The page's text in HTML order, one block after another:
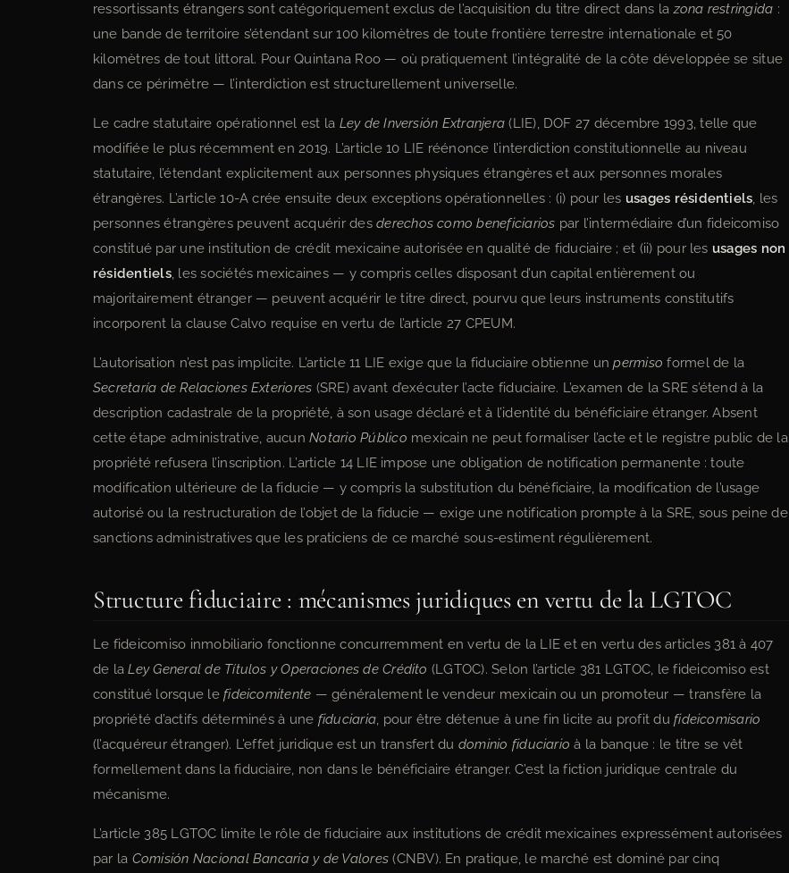
ressortissants étrangers sont catégoriquement exclus de l’acquisition du titre direct dans lazona restringida :
une bande de territoire s’étendant sur 100 kilomètres de toute frontière terrestre internationale et 50
kilomètres de tout littoral. Pour Quintana Roo — où pratiquement l’intégralité de la côte développée se situe
dans ce périmètre — l’interdiction est structurellement universelle.
Le cadre statutaire opérationnel est la Ley de Inversión Extranjera (LIE), DOF 27 décembre 1993, telle que
modifiée le plus récemment en 2019. L’article 10 LIE réénonce l’interdiction constitutionnelle au niveau
statutaire, l’étendant explicitement aux personnes physiques étrangères et aux personnes morales
étrangères. L’article 10-A crée ensuite deux exceptions opérationnelles : (i) pour les usages résidentiels, les
personnes étrangères peuvent acquérir desderechos como beneficiarios par l’intermédiaire d’un fideicomiso
constitué par une institution de crédit mexicaine autorisée en qualité de fiduciaire ; et (ii) pour les usages non
résidentiels, les sociétés mexicaines — y compris celles disposant d’un capital entièrement ou
majoritairement étranger — peuvent acquérir le titre direct, pourvu que leurs instruments constitutifs
incorporent la clause Calvo requise en vertu de l’article 27 CPEUM.
L’autorisation n’est pas implicite. L’article 11 LIE exige que la fiduciaire obtienne unpermiso formel de la
Secretaría de Relaciones Exteriores (SRE) avant d’exécuter l’acte fiduciaire. L’examen de la SRE s’étend à la
description cadastrale de la propriété, à son usage déclaré et à l’identité du bénéficiaire étranger. Absent
cette étape administrative, aucunNotario Público mexicain ne peut formaliser l’acte et le registre public de la
propriété refusera l’inscription. L’article 14 LIE impose une obligation de notification permanente : toute
modification ultérieure de la fiducie — y compris la substitution du bénéficiaire, la modification de l’usage
autorisé ou la restructuration de l’objet de la fiducie — exige une notification prompte à la SRE, sous peine de
sanctions administratives que les praticiens de ce marché sous-estiment régulièrement.
Structure fiduciaire : mécanismes juridiques en vertu de la LGTOC
Le fideicomiso inmobiliario fonctionne concurremment en vertu de la LIE et en vertu des articles 381 à 407
de laLey General de Títulos y Operaciones de Crédito (LGTOC). Selon l’article 381 LGTOC, le fideicomiso est
constitué lorsque lefideicomitente — généralement le vendeur mexicain ou un promoteur — transfère la
propriété d’actifs déterminés à une fiduciaria, pour être détenue à une fin licite au profit dufideicomisario
(l’acquéreur étranger). L’effet juridique est un transfert du dominio fiduciario à la banque : le titre se vêt
formellement dans la fiduciaire, non dans le bénéficiaire étranger. C’est la fiction juridique centrale du
mécanisme.
L’article 385 LGTOC limite le rôle de fiduciaire aux institutions de crédit mexicaines expressément autorisées
par la Comisión Nacional Bancaria y de Valores (CNBV). En pratique, le marché est dominé par cinq